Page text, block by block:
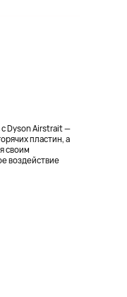
Dyson Airstrait —
пластин, а
своим
воздействие